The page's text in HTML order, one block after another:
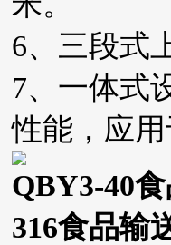
6、三段式
7、一体式
性能，应
QBY3-40
316食品输